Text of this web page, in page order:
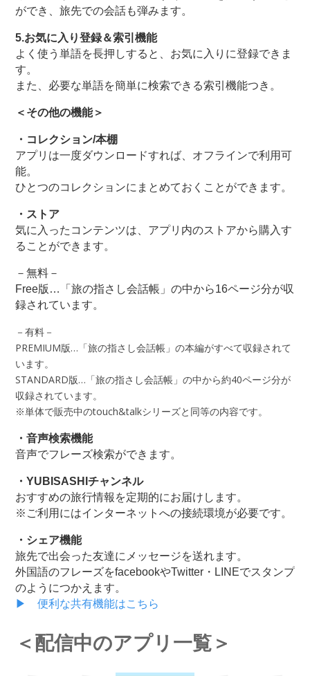
ができ、旅先での会話も弾みます。
5.お気に入り登録＆索引機能
よく使う単語を長押しすると、お気に入りに登録できま
す。
また、必要な単語を簡単に検索できる索引機能つき。
＜その他の機能＞
・コレクション/本棚
アプリは一度ダウンロードすれば、オフラインで利用可
能。
ひとつのコレクションにまとめておくことができます。
・ストア
気に入ったコンテンツは、アプリ内のストアから購入す
ることができます。
－無料－
Free版…「旅の指さし会話帳」の中から16ページ分が収
録されています。
－有料－
PREMIUM版…「旅の指さし会話帳」の本編がすべて収録されて
います。
STANDARD版…「旅の指さし会話帳」の中から約40ページ分が
収録されています。
※単体で販売中のtouch&talkシリーズと同等の内容です。
・音声検索機能
音声でフレーズ検索ができます。
・YUBISASHIチャンネル
おすすめの旅行情報を定期的にお届けします。
※ご利用にはインターネットへの接続環境が必要です。
・シェア機能
旅先で出会った友達にメッセージを送れます。
外国語のフレーズをfacebookやTwitter・LINEでスタンプ
のようにつかえます。
▶ 便利な共有機能はこちら
＜配信中のアプリ一覧＞